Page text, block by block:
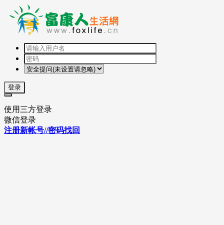
登录
使用三方登录
微信登录
注册新帐号//密码找回